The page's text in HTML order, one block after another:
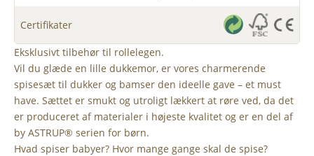
Certifikater
Eksklusivt tilbehør til rollelegen.
Vil du glæde en lille dukkemor, er vores charmerende
spisesæt til dukker og bamser den ideelle gave – et must
have. Sættet er smukt og utroligt lækkert at røre ved, da det
er produceret af materialer i højeste kvalitet og er en del af
by ASTRUP® serien for børn.
Hvad spiser babyer? Hvor mange gange skal de spise?